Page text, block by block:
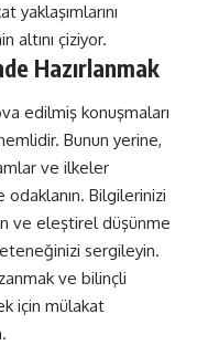
yaklaşımlarını
altını çiziyor.
Hazırlanmak
edilmiş konuşmaları
Bunun yerine,
ve ilkeler
odaklanın. Bilgilerinizi
ve eleştirel düşünme
sergileyin.
ve bilinçli
için mülakat